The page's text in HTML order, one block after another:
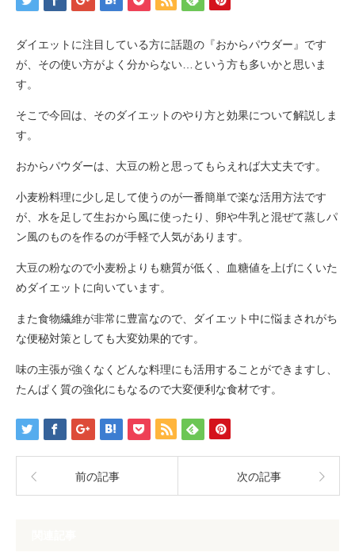
ダイエットに注目している方に話題の『おからパウダー』です
が、その使い方がよく分からない…という方も多いかと思いま
す。
そこで今回は、そのダイエットのやり方と効果について解説しま
す。
おからパウダーは、大豆の粉と思ってもらえれば大丈夫です。
小麦粉料理に少し足して使うのが一番簡単で楽な活用方法です
が、水を足して生おから風に使ったり、卵や牛乳と混ぜて蒸しパ
ン風のものを作るのが手軽で人気があります。
大豆の粉なので小麦粉よりも糖質が低く、血糖値を上げにくいた
めダイエットに向いています。
また食物繊維が非常に豊富なので、ダイエット中に悩まされがち
な便秘対策としても大変効果的です。
味の主張が強くなくどんな料理にも活用することができますし、
たんぱく質の強化にもなるので大変便利な食材です。
前の記事 次の記事